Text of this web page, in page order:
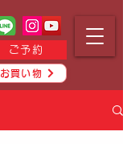
ご予約
お買い物